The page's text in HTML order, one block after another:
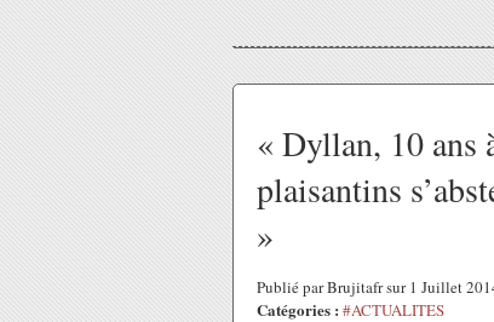
« Dyllan, 10 ans
plaisantins
»
Publié par Brujitafr sur 1 Juillet
Catégories : #ACTUALITES